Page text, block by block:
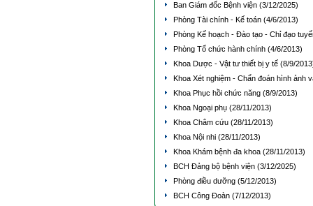
Ban Giám đốc Bệnh viện (3/12/2025)
Phòng Tài chính - Kế toán (4/6/2013)
Phòng Kế hoạch - Đào tạo - Chỉ đạo
Phòng Tổ chức hành chính (4/6/2013)
Khoa Dược - Vật tư thiết bị y tế (8/9/
Khoa Xét nghiệm - Chẩn đoán hình ảnh
Khoa Phục hồi chức năng (8/9/2013)
Khoa Ngoại phụ (28/11/2013)
Khoa Châm cứu (28/11/2013)
Khoa Nội nhi (28/11/2013)
Khoa Khám bệnh đa khoa (28/11/2013)
BCH Đảng bộ bệnh viện (3/12/2025)
Phòng điều dưỡng (5/12/2013)
BCH Công Đoàn (7/12/2013)